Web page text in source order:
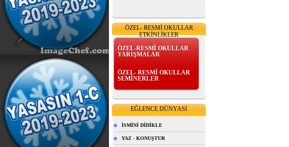
ÖZEL- RESMİ OKULLAR
ETKİNLİKLER
ÖZEL-RESMİ OKULLAR
YARIŞMALAR
ÖZEL- RESMİ OKULLAR
SEMİNERLER
EĞLENCE DÜNYASI
İSMİNİ DİDİKLE
YAZ - KONUŞTUR